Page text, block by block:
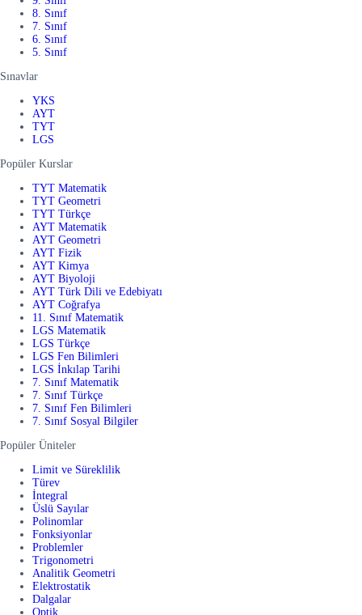
8. Sınıf
7. Sınıf
6. Sınıf
5. Sınıf
Sınavlar
YKS
AYT
TYT
LGS
Popüler Kurslar
TYT Matematik
TYT Geometri
TYT Türkçe
AYT Matematik
AYT Geometri
AYT Fizik
AYT Kimya
AYT Biyoloji
AYT Türk Dili ve Edebiyatı
AYT Coğrafya
11. Sınıf Matematik
LGS Matematik
LGS Türkçe
LGS Fen Bilimleri
LGS İnkılap Tarihi
7. Sınıf Matematik
7. Sınıf Türkçe
7. Sınıf Fen Bilimleri
7. Sınıf Sosyal Bilgiler
Popüler Üniteler
Limit ve Süreklilik
Türev
İntegral
Üslü Sayılar
Polinomlar
Fonksiyonlar
Problemler
Trigonometri
Analitik Geometri
Elektrostatik
Dalgalar
Optik